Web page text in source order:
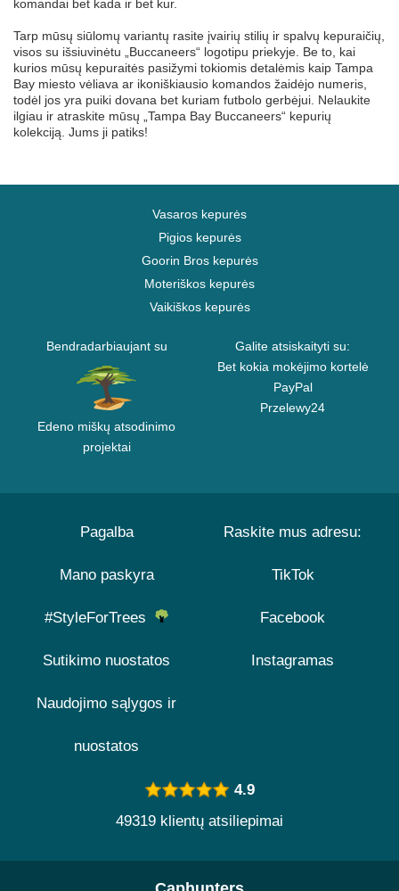
komandai bet kada ir bet kur.
Tarp mūsų siūlomų variantų rasite įvairių stilių ir spalvų kepuraičių,
visos su išsiuvinėtu „Buccaneers“ logotipu priekyje. Be to, kai
kurios mūsų kepuraitės pasižymi tokiomis detalėmis kaip Tampa
Bay miesto vėliava ar ikoniškiausio komandos žaidėjo numeris,
todėl jos yra puiki dovana bet kuriam futbolo gerbėjui. Nelaukite
ilgiau ir atraskite mūsų „Tampa Bay Buccaneers“ kepurių
kolekciją. Jums ji patiks!
Vasaros kepurės
Pigios kepurės
Goorin Bros kepurės
Moteriškos kepurės
Vaikiškos kepurės
Bendradarbiaujant su
Edeno miškų atsodinimo
projektai
Galite atsiskaityti su:
Bet kokia mokėjimo kortelė
PayPal
Przelewy24
Pagalba
Mano paskyra
#StyleForTrees
Sutikimo nuostatos
Naudojimo sąlygos ir
nuostatos
Raskite mus adresu:
TikTok
Facebook
Instagramas
4.9
49319 klientų atsiliepimai